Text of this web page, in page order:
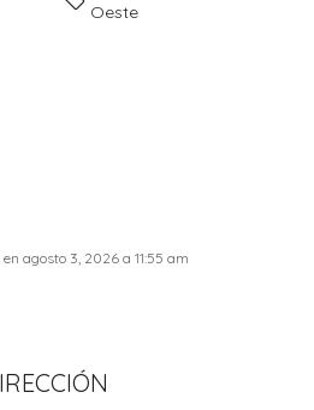
Oeste
agosto 3, 2026 a 11:55 am